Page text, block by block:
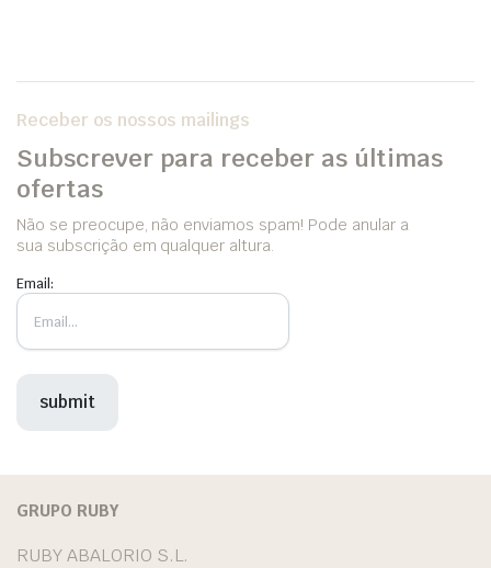
Receber os nossos mailings
Subscrever para receber as últimas
ofertas
Não se preocupe, não enviamos spam! Pode anular a
sua subscrição em qualquer altura.
Email:
GRUPO RUBY
RUBY ABALORIO S.L.